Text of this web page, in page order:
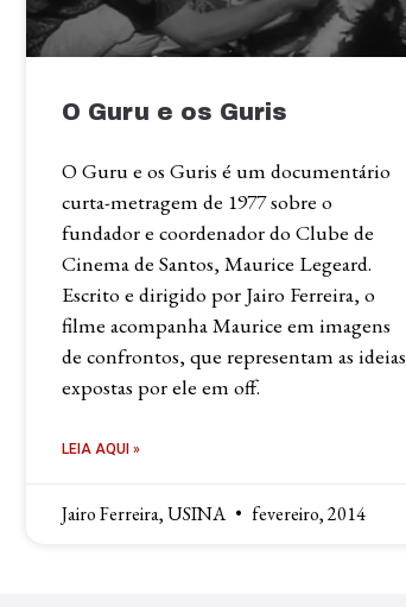
O Guru e os Guris
O Guru e os Guris é um documentário
curta-metragem de 1977 sobre o
fundador e coordenador do Clube de
Cinema de Santos, Maurice Legeard.
Escrito e dirigido por Jairo Ferreira, o
filme acompanha Maurice em imagens
de confrontos, que representam as ideias
expostas por ele em off.
LEIA AQUI »
Jairo Ferreira, USINA fevereiro, 2014